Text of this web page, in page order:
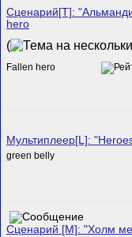
Сценарий[T]:
hero
(
Fallen hero
Мультиплеер[L]:
green belly
Сценарий [M]: "Холм